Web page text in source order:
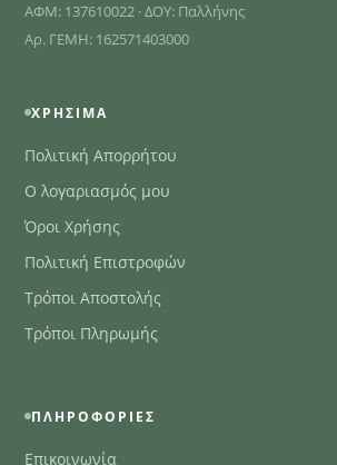
ΑΦΜ: 137610022 · ΔΟΥ: Παλλήνης
Αρ. ΓΕΜΗ: 162571403000
ΧΡΉΣΙΜΑ
Πολιτική Απορρήτου
Ο λογαριασμός μου
Όροι Χρήσης
Πολιτική Επιστροφών
Τρόποι Αποστολής
Τρόποι Πληρωμής
ΠΛΗΡΟΦΟΡΊΕΣ
Επικοινωνία